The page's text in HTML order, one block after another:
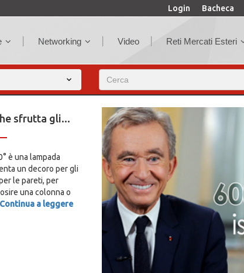
Login Bacheca
Networking Video Reti Mercati Esteri
sfrutta gli...
è una lampada
un decoro per gli
le pareti, per
una colonna o
Continua a leggere